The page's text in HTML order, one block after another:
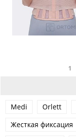
1
Medi Orlett
Жесткая фиксация